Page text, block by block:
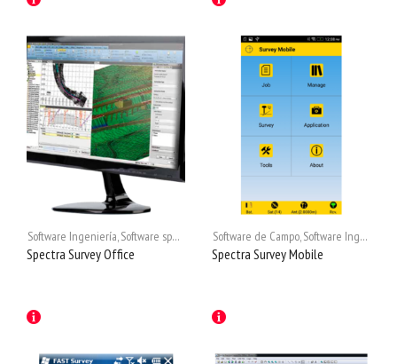
Software Ingeniería,Software spectra
Spectra Survey Office
Software de Campo,Software Ingeniería
Spectra Survey Mobile